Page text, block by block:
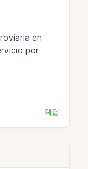
en
por
대답